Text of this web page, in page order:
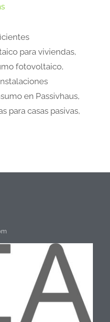
para viviendas,
fotovoltaico,
en Passivhaus,
para casas pasivas,